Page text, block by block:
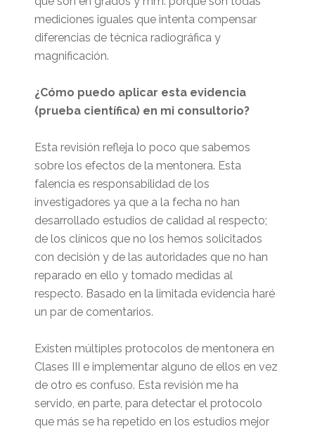
mediciones iguales que intenta compensar
diferencias de técnica radiográfica y
magnificación.
¿Cómo puedo aplicar esta evidencia
(prueba científica) en mi consultorio?
Esta revisión refleja lo poco que sabemos
sobre los efectos de la mentonera. Esta
falencia es responsabilidad de los
investigadores ya que a la fecha no han
desarrollado estudios de calidad al respecto;
de los clínicos que no los hemos solicitados
con decisión y de las autoridades que no han
reparado en ello y tomado medidas al
respecto. Basado en la limitada evidencia haré
un par de comentarios.
Existen múltiples protocolos de mentonera en
Clases III e implementar alguno de ellos en vez
de otro es confuso. Esta revisión me ha
servido, en parte, para detectar el protocolo
que más se ha repetido en los estudios mejor